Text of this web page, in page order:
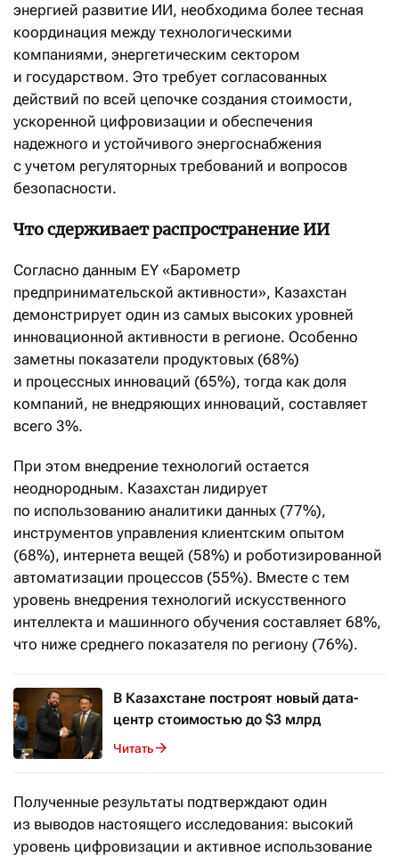
энергией развитие ИИ, необходима более тесная
координация между технологическими
компаниями, энергетическим сектором
и государством. Это требует согласованных
действий по всей цепочке создания стоимости,
ускоренной цифровизации и обеспечения
надежного и устойчивого энергоснабжения
с учетом регуляторных требований и вопросов
безопасности.
Что сдерживает распространение ИИ
Согласно данным EY «Барометр
предпринимательской активности», Казахстан
демонстрирует один из самых высоких уровней
инновационной активности в регионе. Особенно
заметны показатели продуктовых (68%)
и процессных инноваций (65%), тогда как доля
компаний, не внедряющих инноваций, составляет
всего 3%.
При этом внедрение технологий остается
неоднородным. Казахстан лидирует
по использованию аналитики данных (77%),
инструментов управления клиентским опытом
(68%), интернета вещей (58%) и роботизированной
автоматизации процессов (55%). Вместе с тем
уровень внедрения технологий искусственного
интеллекта и машинного обучения составляет 68%,
что ниже среднего показателя по региону (76%).
В Казахстане построят новый дата-
центр стоимостью до $3 млрд
Читать
Полученные результаты подтверждают один
из выводов настоящего исследования: высокий
уровень цифровизации и активное использование